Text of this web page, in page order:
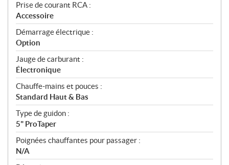
Prise de courant RCA :
Accessoire
Démarrage électrique :
Option
Jauge de carburant :
Électronique
Chauffe-mains et pouces :
Standard Haut & Bas
Type de guidon :
5" ProTaper
Poignées chauffantes pour passager :
N/A